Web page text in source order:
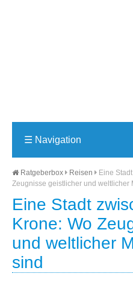
☰ Navigation
Ratgeberbox Reisen
Eine
Zeugnisse geistlicher und weltlicher
Eine Stadt
Krone: Wo
und weltlicher
sind